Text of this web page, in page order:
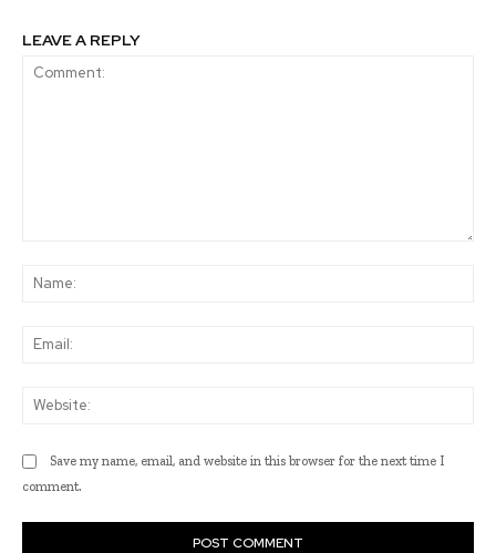
LEAVE A REPLY
Save my name, email, and website in this browser for the next time I
comment.